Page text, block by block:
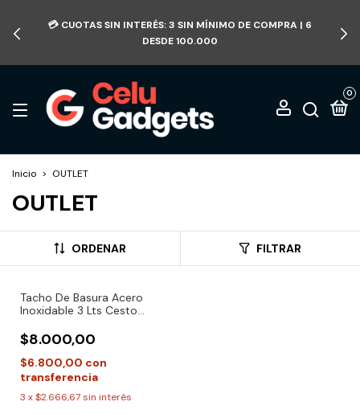
💳 CUOTAS SIN INTERÉS: 3 SIN MÍNIMO DE COMPRA | 6
DESDE 100.000
0
Inicio > OUTLET
OUTLET
ORDENAR FILTRAR
Tacho De Basura Acero
Inoxidable 3 Lts Cesto
(ABOLLADO/RAYONES)
$8.000,00
$6.800,00 con
transferencia
3 x$2.666,67sin interés